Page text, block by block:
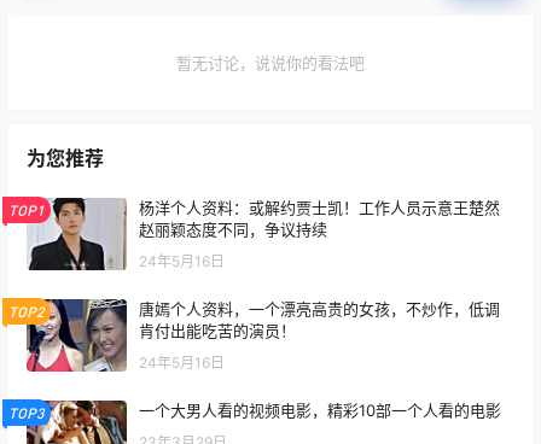
暂无讨论，说说你的看法吧
为您推荐
TOP1
杨洋个人资料：或解约贾士凯！工作人员示意王楚然
赵丽颖态度不同，争议持续
24年5月16日
TOP2
唐嫣个人资料，一个漂亮高贵的女孩，不炒作，低调
肯付出能吃苦的演员！
24年5月16日
TOP3 一个大男人看的视频电影，精彩10部一个人看的电影